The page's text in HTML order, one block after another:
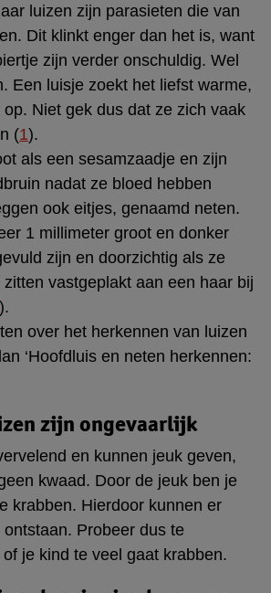
luizen zijn parasieten die van
Dit klinkt enger dan het is, want
zijn verder onschuldig. Wel
Een luisje zoekt het liefst warme,
Niet gek dus dat ze zich vaak
(1).
als een sesamzaadje en zijn
nadat ze bloed hebben
ook eitjes, genaamd neten.
1 millimeter groot en donker
zijn en doorzichtig als ze
vastgeplakt aan een haar bij
).
over het herkennen van luizen
‘Hoofdluis en neten herkennen:
zijn ongevaarlijk
en kunnen jeuk geven,
kwaad. Door de jeuk ben je
krabben. Hierdoor kunnen er
Probeer dus te
je kind te veel gaat krabben.